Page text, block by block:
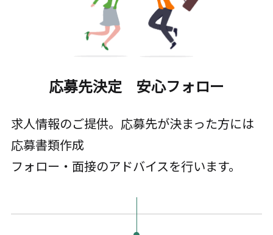
応募先決定 安心フォロー
求人情報のご提供。応募先が決まった方には
応募書類作成
フォロー・面接のアドバイスを行います。